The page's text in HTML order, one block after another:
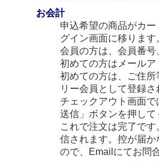
お会計
申込希望の商品がカ
グイン画面に移ります
会員の方は、会員番
初めての方はメール
初めての方は、ご住
リー会員として登録
チェックアウト画面
送信」ボタンを押して
これで注文は完了で
信されます。控が届
ので、Emailにてお問